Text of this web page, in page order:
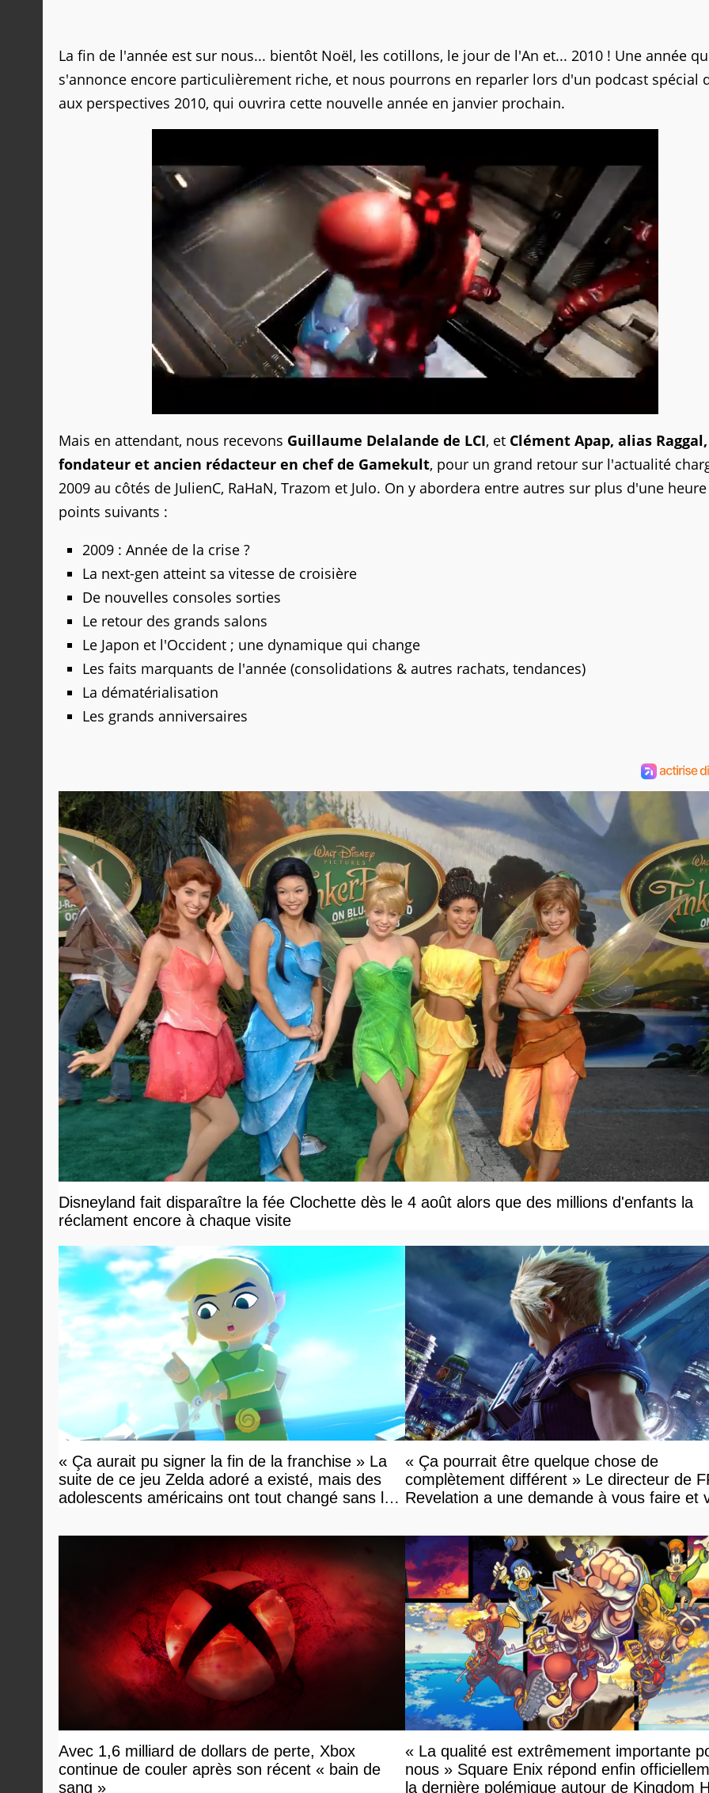
La fin de l'année est sur nous... bientôt Noël, les cotillons, le jour de l'An et... 2010 ! Une année
s'annonce encore particulièrement riche, et nous pourrons en reparler lors d'un podcast spécial
aux perspectives 2010, qui ouvrira cette nouvelle année en janvier prochain.
Mais en attendant, nous recevons Guillaume Delalande de LCI, et Clément Apap, alias
fondateur et ancien rédacteur en chef de Gamekult, pour un grand retour sur l'actualité
2009 au côtés de JulienC, RaHaN, Trazom et Julo. On y abordera entre autres sur plus d'une
points suivants :
2009 : Année de la crise ?
La next-gen atteint sa vitesse de croisière
De nouvelles consoles sorties
Le retour des grands salons
Le Japon et l'Occident ; une dynamique qui change
Les faits marquants de l'année (consolidations & autres rachats, tendances)
La dématérialisation
Les grands anniversaires
Disneyland fait disparaître la fée Clochette dès le 4 août alors que des millions d'enfants la
réclament encore à chaque visite
« Ça aurait pu signer la fin de la franchise » La
suite de ce jeu Zelda adoré a existé, mais des
adolescents américains ont tout changé sans le
« Ça pourrait être quelque chose de
complètement différent » Le directeur de
Revelation a une demande à vous faire et
Avec 1,6 milliard de dollars de perte, Xbox
continue de couler après son récent « bain de
sang »
« La qualité est extrêmement importante
nous » Square Enix répond enfin
la dernière polémique autour de Kingdom